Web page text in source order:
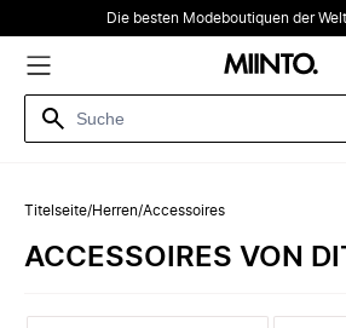
Die besten Modeboutiquen der
Titelseite/Herren/Accessoires
ACCESSOIRES VON